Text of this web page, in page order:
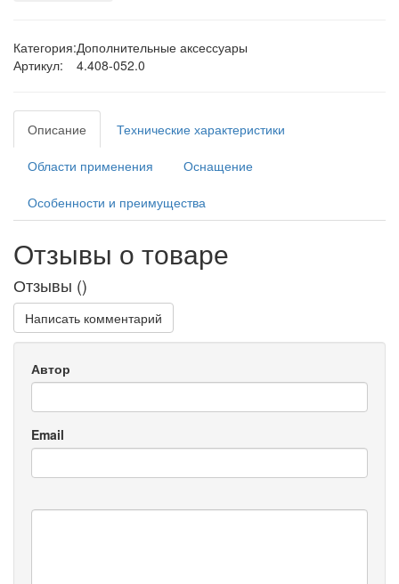
Категория:Дополнительные аксессуары
Артикул:
4.408-052.0
Описание Технические характеристики
Области применения Оснащение
Особенности и преимущества
Отзывы о товаре
Отзывы ()
Написать комментарий
Автор
Email